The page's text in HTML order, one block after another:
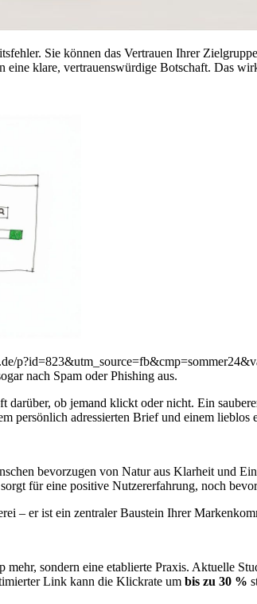
Sie können das Vertrauen Ihrer
eine klare, vertrauenswürdige Botschaft. Das
nach Spam oder Phishing aus.
darüber, ob jemand klickt oder nicht. Ein
persönlich adressierten Brief und einem lieblos
bevorzugen von Natur aus Klarheit und
für eine positive Nutzererfahrung, noch
– er ist ein zentraler Baustein Ihrer
sondern eine etablierte Praxis. Aktuelle
Link kann die Klickrate um bis zu 30 %